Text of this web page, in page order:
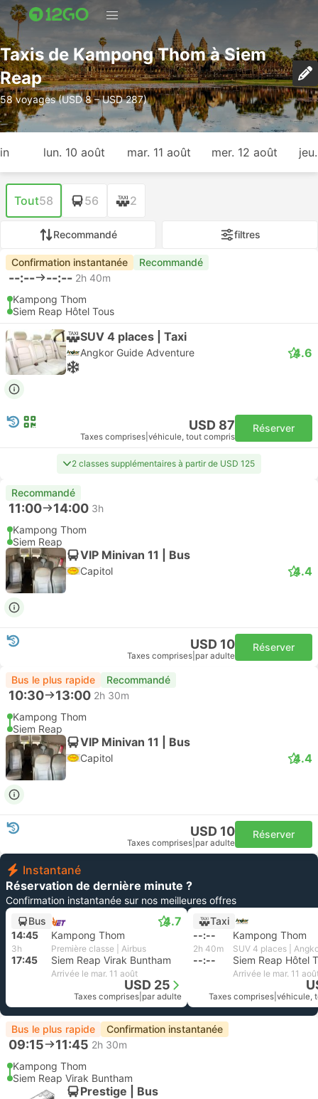
Taxis de Kampong Thom à Siem
Reap
58 voyages (USD 8 – USD 287)
lun. 10 août mar. 11 août mer. 12 août
Tout58 56 2
Recommandé filtres
Confirmation instantanée Recommandé
--:-- --:-- 2h 40m
Kampong Thom
Siem Reap Hôtel Tous
SUV 4 places | Taxi
Angkor Guide Adventure 4.6
USD 87
Taxes comprises véhicule, tout compris
Réserver
2 classes supplémentaires à partir de USD 125
Recommandé
11:00 14:00 3h
Kampong Thom
Siem Reap
VIP Minivan 11 | Bus
Capitol 4.4
USD 10
Taxes comprises par adulte
Réserver
Bus le plus rapide Recommandé
10:30 13:00 2h 30m
Kampong Thom
Siem Reap
VIP Minivan 11 | Bus
Capitol 4.4
USD 10
Taxes comprises par adulte
Réserver
Instantané
Réservation de dernière minute ?
Confirmation instantanée sur nos meilleures offres
Bus
4.7
14:45 Kampong Thom
3h Première classe | Airbus
17:45 Siem Reap Virak Buntham
Arrivée le mar. 11 août
USD 25
Taxes comprises par adulte
Taxi
--:--
Kampong Thom
2h 40m
--:-- Siem Reap Hôtel
Arrivée le mar. 11
Taxes comprises véhicule,
Bus le plus rapide Confirmation instantanée
09:15 11:45 2h 30m
Kampong Thom
Siem Reap Virak Buntham
Prestige | Bus